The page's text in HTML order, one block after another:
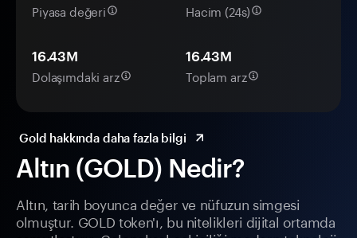
Altın (GOLD) Nedir?
Altın, tarih boyunca değer ve nüfuzun simgesi
olmuştur. GOLD token'ı, bu nitelikleri dijital ortamda
Piyasa değeri Hacim (24s)
16.43M
Dolaşımdaki arz
16.43M
Toplam arz
Gold hakkında daha fazla bilgi